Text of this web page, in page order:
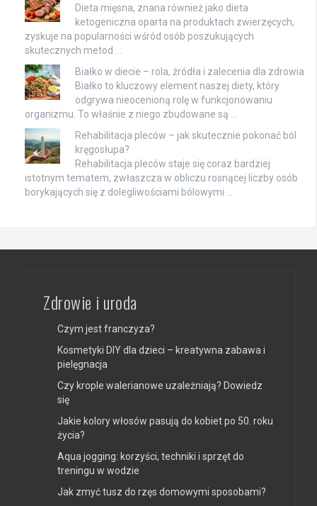
Dieta mięsna, znana również jako dieta
ketogeniczna oparta na produktach zwierzęcych,
zyskuje na popularności wśród osób poszukujących
skutecznych metod …
Białko w diecie – rola, źródła i zalecenia dla zdrowia
Białko to kluczowy element naszej diety, który
odgrywa nieocenioną rolę w funkcjonowaniu
organizmu. To właśnie z niego zbudowane są …
Rehabilitacja pleców – jak skutecznie pokonać ból
kręgosłupa?
Rehabilitacja pleców staje się coraz bardziej
istotnym tematem, zwłaszcza w obliczu rosnącej liczby osób
borykających się z dolegliwościami bólowymi …
Zdrowie i uroda
Czym jest franczyza?
Kosmetyki DIY dla dzieci – kreatywna zabawa i
pielęgnacja
Czy krople walerianowe uzależniają? Dowiedz
się
Jakie kolory włosów pasują do kobiet po 50. roku
życia?
Aqua jogging: korzyści, techniki i sprzęt do
treningu w wodzie
Jak zmyć tusz do rzęs domowymi sposobami?